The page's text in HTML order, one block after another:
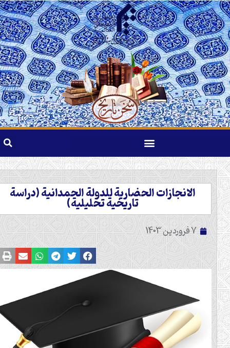
الانجازات الحضارية للدولة الحمدانية (دراسة
تاريخية تحليلية)
7 فروردین 1403